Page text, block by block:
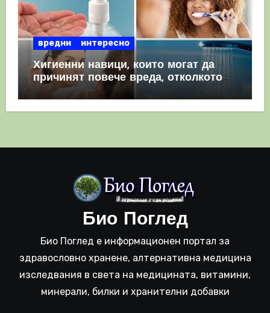
вредни интересно
Хигиенни навици, които могат да
причинят повече вреда, отколкото
полза
Био Поглед
Био Поглед е информационен портал за
здравословно хранене, алтернативна медицина
изследвания в света на медицината, витамини,
минерали, билки и хранителни добавки